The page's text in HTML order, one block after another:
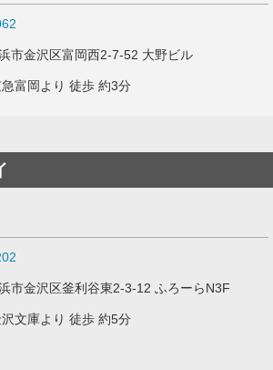
市金沢区富岡西2-7-52 大野ビル
富岡より 徒歩 約3分
市金沢区釜利谷東2-3-12 ふろーらN3F
文庫より 徒歩 約5分